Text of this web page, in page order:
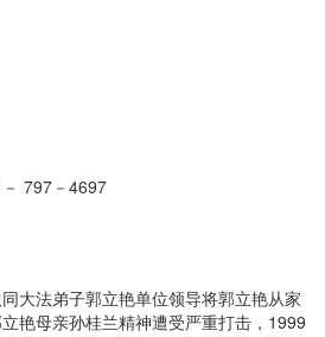
797－4697
大法弟子郭立艳单位领导将郭立艳从家
艳母亲孙桂兰精神遭受严重打击，1999